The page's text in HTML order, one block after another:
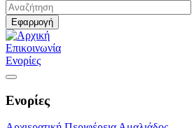
Επικοινωνία
Ενορίες
Ενορίες